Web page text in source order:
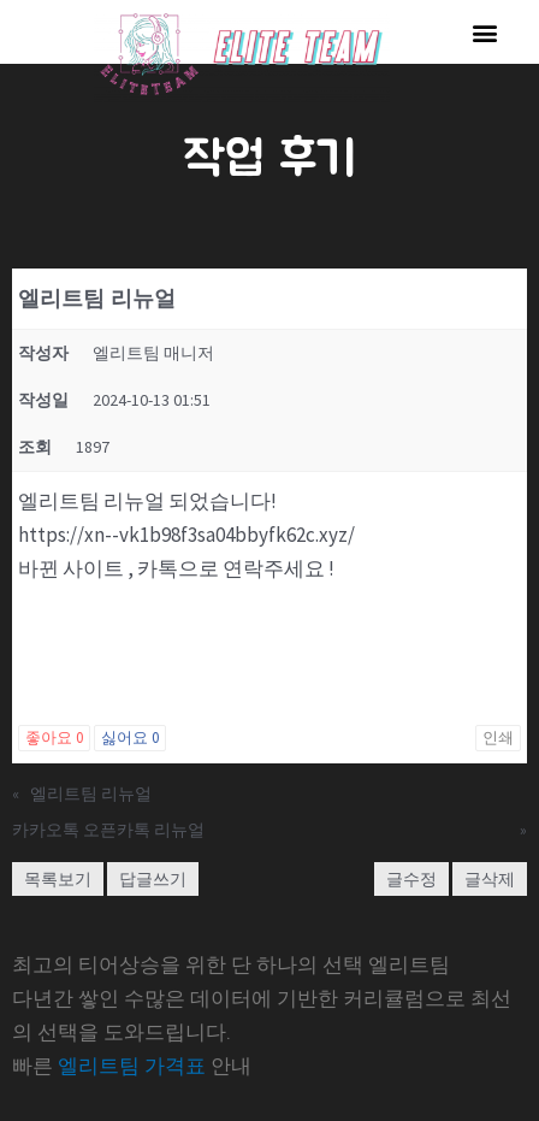
작업 후기
엘리트팀 리뉴얼
작성자 엘리트팀 매니저
작성일 2024-10-13 01:51
조회 1897
엘리트팀 리뉴얼 되었습니다!
https://xn--vk1b98f3sa04bbyfk62c.xyz/
바뀐 사이트 , 카톡으로 연락주세요 !
좋아요 0 싫어요 0 인쇄
«
엘리트팀 리뉴얼
카카오톡 오픈카톡 리뉴얼
»
목록보기 답글쓰기 글수정 글삭제
최고의 티어상승을 위한 단 하나의 선택 엘리트팀
다년간 쌓인 수많은 데이터에 기반한 커리큘럼으로 최선
의 선택을 도와드립니다.
빠른 엘리트팀 가격표 안내